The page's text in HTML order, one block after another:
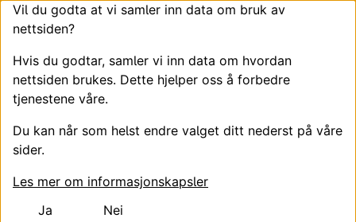
Vil du godta at vi samler inn data om bruk av
nettsiden?
Hvis du godtar, samler vi inn data om hvordan
nettsiden brukes. Dette hjelper oss å forbedre
tjenestene våre.
Du kan når som helst endre valget ditt nederst på våre
sider.
Les mer om informasjonskapsler
Ja
Nei